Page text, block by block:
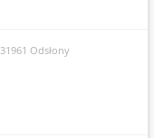
Odsłony